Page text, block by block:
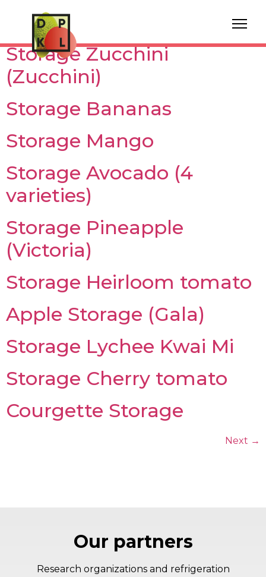
Year:
Storage Zucchini
(Zucchini)
Storage Bananas
Storage Mango
Storage Avocado (4
varieties)
Storage Pineapple
(Victoria)
Storage Heirloom tomato
Apple Storage (Gala)
Storage Lychee Kwai Mi
Storage Cherry tomato
Courgette Storage
Next →
Our partners
Research organizations and refrigeration